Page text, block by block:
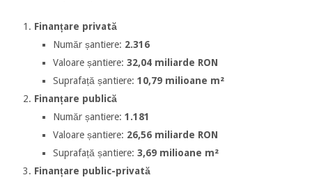
Finanțare privată
Număr șantiere: 2.316
Valoare șantiere: 32,04 miliarde RON
Suprafață șantiere: 10,79 milioane m²
Finanțare publică
Număr șantiere: 1.181
Valoare șantiere: 26,56 miliarde RON
Suprafață șantiere: 3,69 milioane m²
Finanțare public-privată